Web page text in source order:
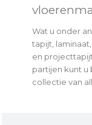
Wat u onder
tapijt,
en
partijen kunt u
collectie van